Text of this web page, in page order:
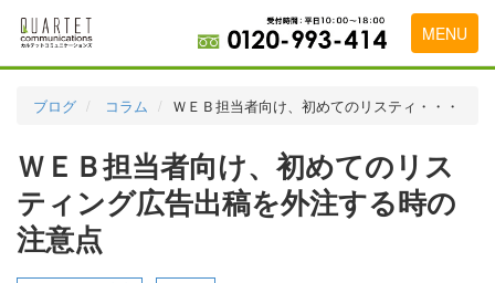
MENU
実績・お客様の声
初めて導入をお考えの方
ブログ コラム ＷＥＢ担当者向け、初めてのリスティ・・・
ＷＥＢ担当者向け、初めてのリス
ティング広告出稿を外注する時の
注意点